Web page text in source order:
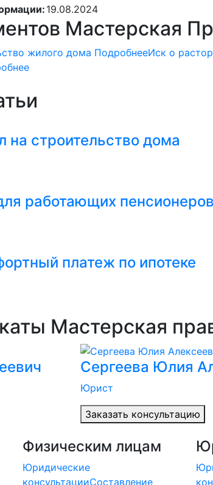
19.08.2024
Мастерская
жилого дома ПодробнееИск о
на строительство дома
работающих
платеж по ипотеке
Мастерская
Сергеева Юлия
Юрист
Заказать консультацию
Физическим лицам
Юридические
консультацииСоставление